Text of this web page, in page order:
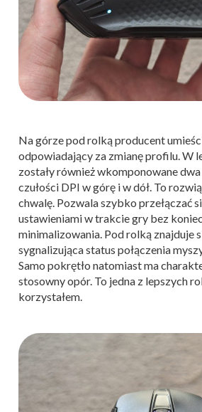
Na górze pod rolką producent
odpowiadający za zmianę profilu. W
zostały również wkomponowane
czułości DPI w górę i w dół. To
chwalę. Pozwala szybko przełączać
ustawieniami w trakcie gry bez
minimalizowania. Pod rolką znajduje
sygnalizująca status połączenia
Samo pokrętło natomiast ma
stosowny opór. To jedna z lepszych
korzystałem.